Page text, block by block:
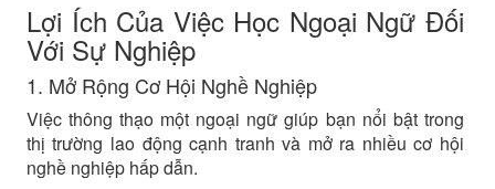
Lợi Ích Của Việc Học Ngoại Ngữ Đối
Với Sự Nghiệp
1. Mở Rộng Cơ Hội Nghề Nghiệp
Việc thông thạo một ngoại ngữ giúp bạn nổi bật trong
thị trường lao động cạnh tranh và mở ra nhiều cơ hội
nghề nghiệp hấp dẫn.